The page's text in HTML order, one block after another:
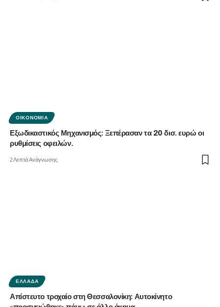
ΟΙΚΟΝΟΜΊΑ
Εξωδικαστικός Μηχανισμός: Ξεπέρασαν τα 20 δισ. ευρώ οι
ρυθμίσεις οφειλών.
2 Λεπτά Ανάγνωσης
ΕΛΛΆΔΑ
Απίστευτο τροχαίο στη Θεσσαλονίκη: Αυτοκίνητο